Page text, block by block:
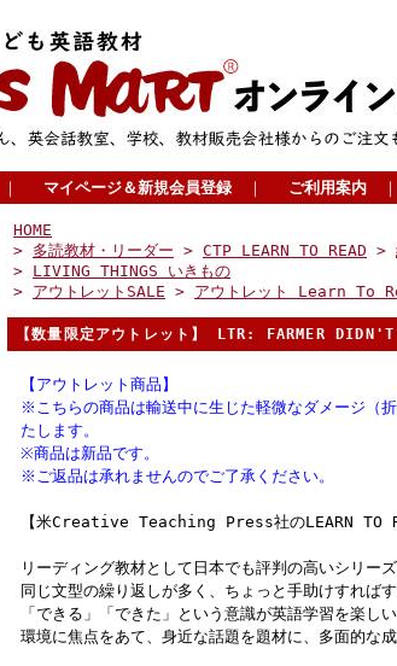
｜ マイページ＆新規会員登録 ｜ ご利用案内
HOME
> 多読教材・リーダー > CTP LEARN TO READ >
> LIVING THINGS いきもの
> アウトレットSALE > アウトレット Learn To
【数量限定アウトレット】 LTR: FARMER
【アウトレット商品】
※こちらの商品は輸送中に生じた軽微なダメージ（
たします。
※商品は新品です。
※ご返品は承れませんのでご了承ください。
【米Creative Teaching Press社のLEARN TO
リーディング教材として日本でも評判の高いシリーズ
同じ文型の繰り返しが多く、ちょっと手助けすれば
「できる」「できた」という意識が英語学習を楽
環境に焦点をあて、身近な話題を題材に、多面的な成